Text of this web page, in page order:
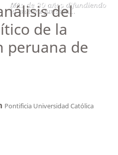
del
de la
peruana de
Pontificia Universidad Católica